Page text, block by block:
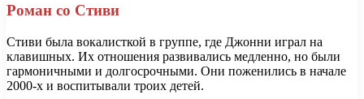
Роман со Стиви
Стиви была вокалисткой в группе, где Джонни играл на
клавишных. Их отношения развивались медленно, но были
гармоничными и долгосрочными. Они поженились в начале
2000-х и воспитывали троих детей.